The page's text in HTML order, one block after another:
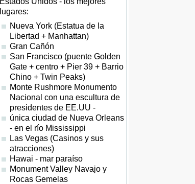
lugares:
Nueva York (Estatua de la
Libertad + Manhattan)
Gran Cañón
San Francisco (puente Golden
Gate + centro + Pier 39 + Barrio
Chino + Twin Peaks)
Monte Rushmore Monumento
Nacional con una escultura de
presidentes de EE.UU -
única ciudad de Nueva Orleans
- en el río Mississippi
Las Vegas (Casinos y sus
atracciones)
Hawai - mar paraíso
Monument Valley Navajo y
Rocas Gemelas